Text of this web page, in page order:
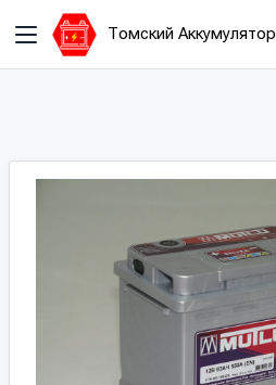
Томский Аккумулятор